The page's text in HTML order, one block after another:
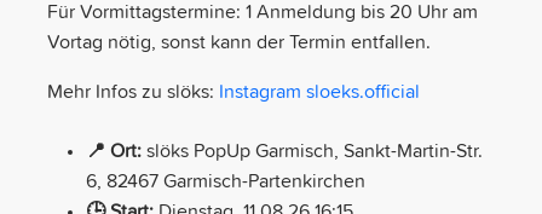
Für Vormittagstermine: 1 Anmeldung bis 20 Uhr am
Vortag nötig, sonst kann der Termin entfallen.
Mehr Infos zu slöks: Instagram sloeks.official
📍 Ort: slöks PopUp Garmisch, Sankt-Martin-Str.
6, 82467 Garmisch-Partenkirchen